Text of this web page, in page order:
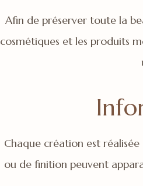
Afin de préserver toute la
cosmétiques et les produits
Chaque création est
ou de finition peuvent